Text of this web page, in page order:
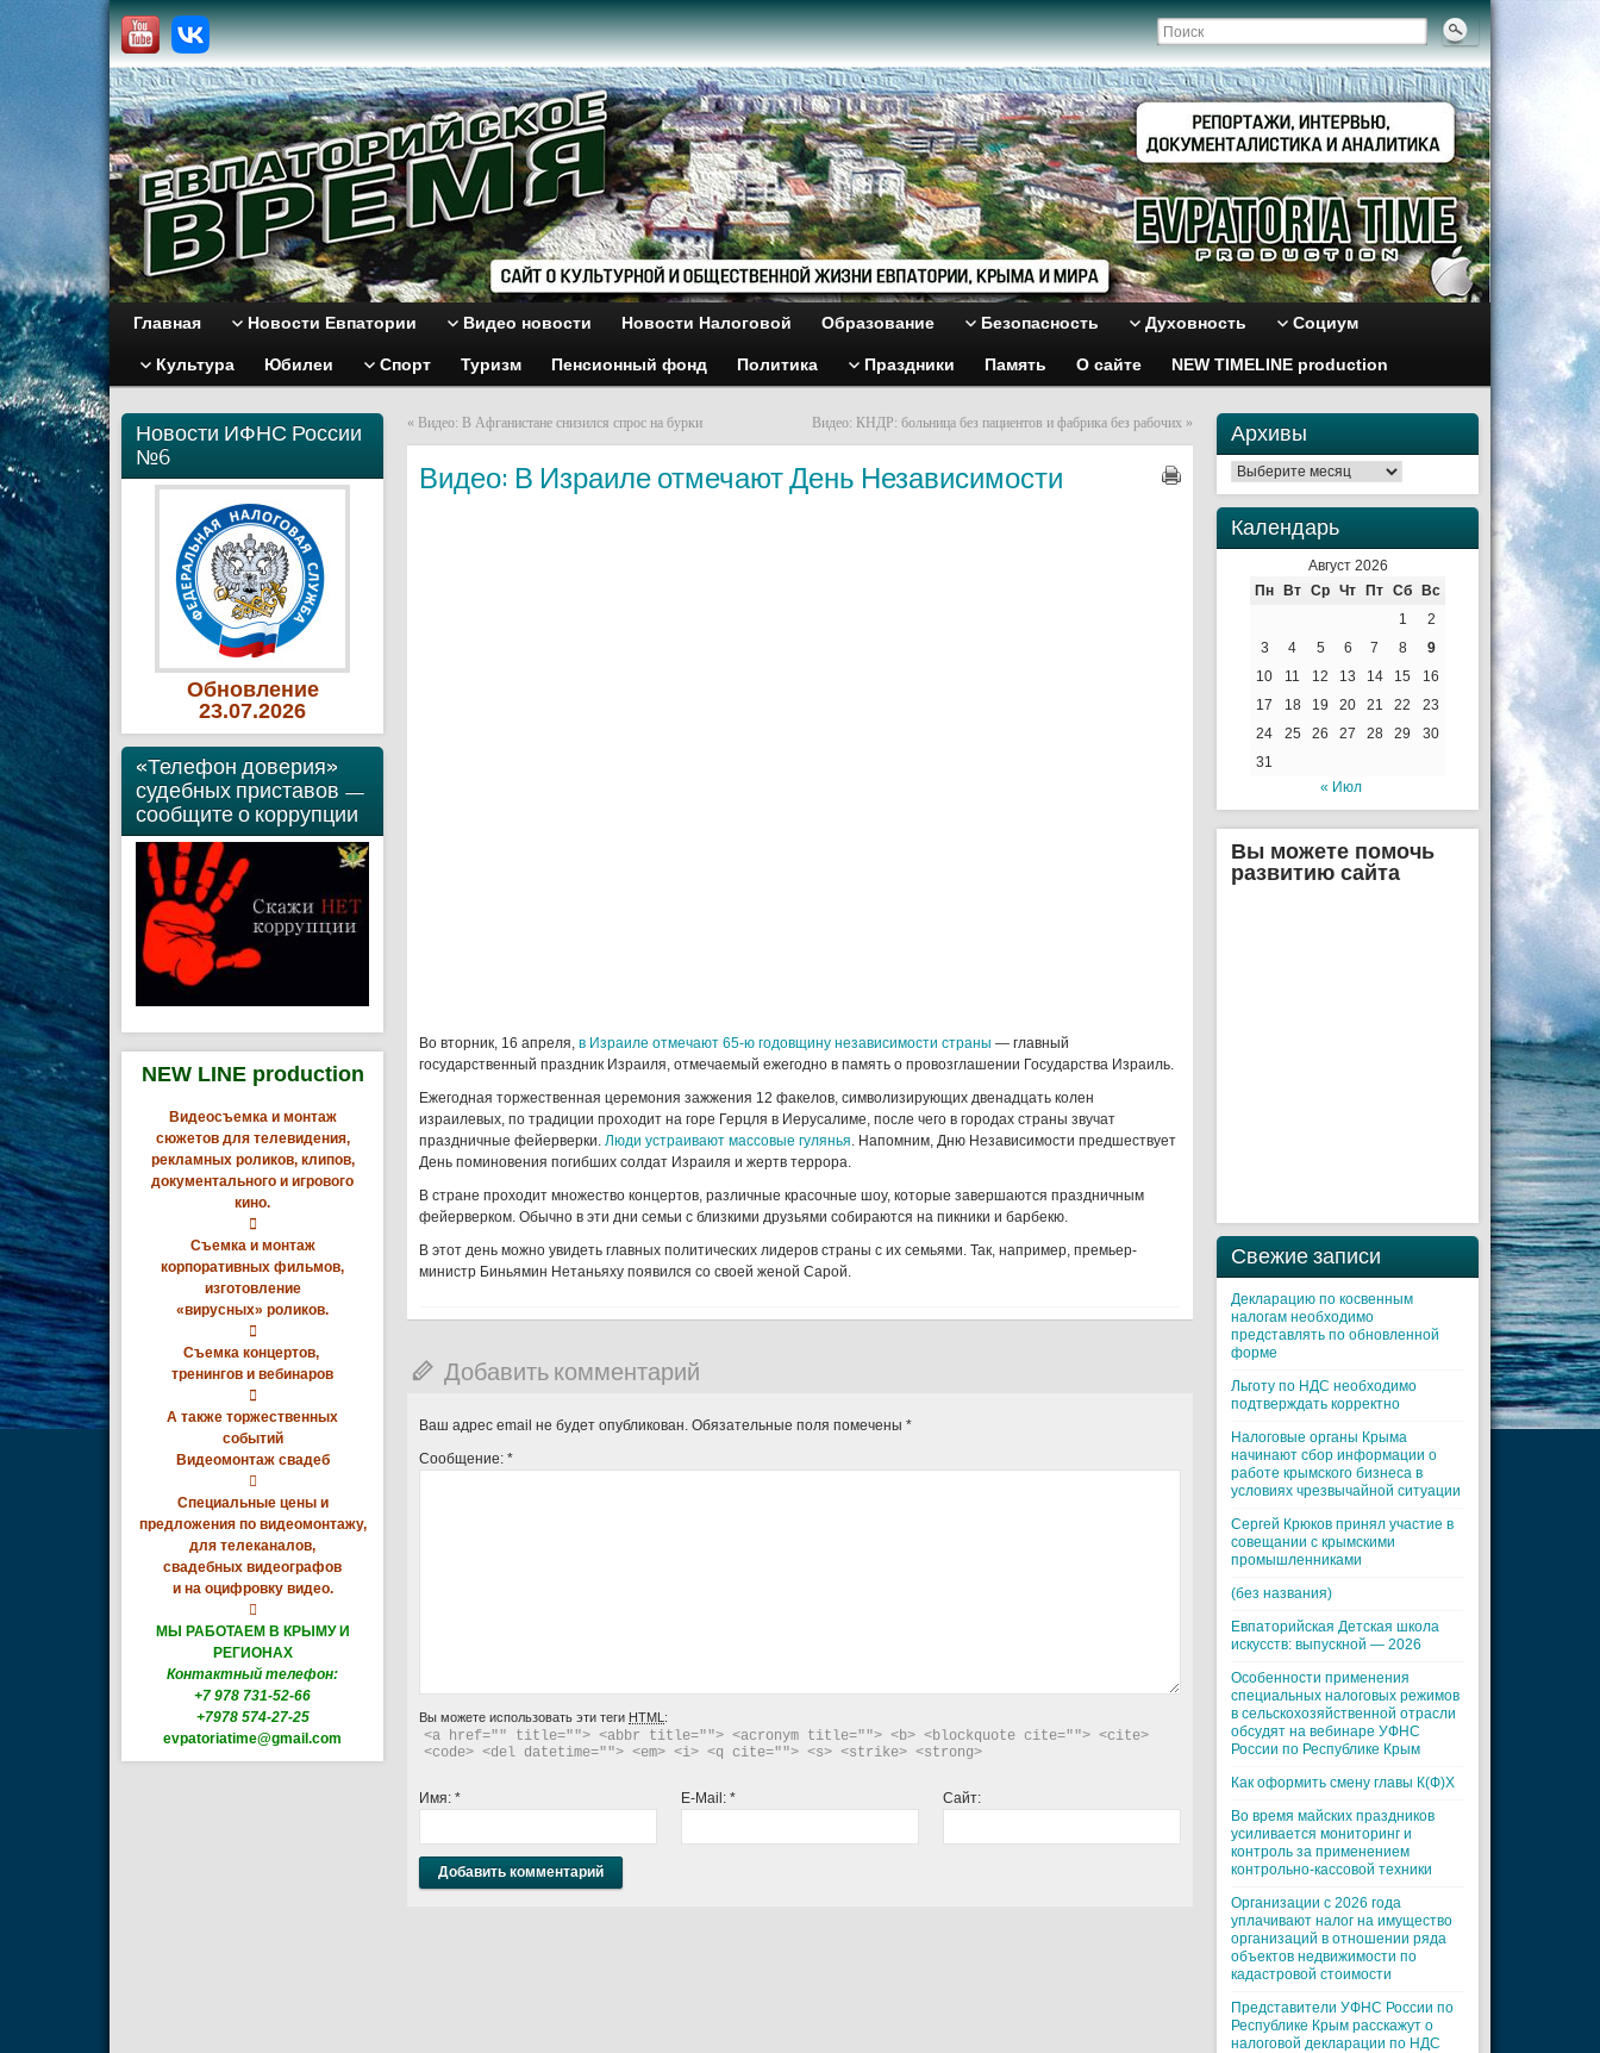
Главная Новости Евпатории Видео новости Новости Налоговой Образование Безопасность Духовность Социум
Культура Юбилеи Спорт Туризм Пенсионный фонд Политика Праздники Память О сайте NEW TIMELINE production
Новости ИФНС России
№6
Обновление
23.07.2026
«Телефон доверия»
судебных приставов —
сообщите о коррупции
NEW LINE production
Видеосъемка и монтаж
сюжетов для телевидения,
рекламных роликов, клипов,
документального и игрового
кино.

Съемка и монтаж
корпоративных фильмов,
изготовление
«вирусных» роликов.

Съемка концертов,
тренингов и вебинаров

А также торжественных
событий
Видеомонтаж свадеб

Специальные цены и
предложения по видеомонтажу,
для телеканалов,
свадебных видеографов
и на оцифровку видео.

МЫ РАБОТАЕМ В КРЫМУ И
РЕГИОНАХ
Контактный телефон:
+7 978 731-52-66
+7978 574-27-25
evpatoriatime@gmail.com
« Видео: В Афганистане снизился спрос на бурки Видео: КНДР: больница без пациентов и фабрика без рабочих »
Видео: В Израиле отмечают День Независимости
Во вторник, 16 апреля, в Израиле отмечают 65-ю годовщину независимости страны — главный
государственный праздник Израиля, отмечаемый ежегодно в память о провозглашении Государства Израиль.
Ежегодная торжественная церемония зажжения 12 факелов, символизирующих двенадцать колен
израилевых, по традиции проходит на горе Герцля в Иерусалиме, после чего в городах страны звучат
праздничные фейерверки. Люди устраивают массовые гулянья. Напомним, Дню Независимости предшествует
День поминовения погибших солдат Израиля и жертв террора.
В стране проходит множество концертов, различные красочные шоу, которые завершаются праздничным
фейерверком. Обычно в эти дни семьи с близкими друзьями собираются на пикники и барбекю.
В этот день можно увидеть главных политических лидеров страны с их семьями. Так, например, премьер-
министр Биньямин Нетаньяху появился со своей женой Сарой.
Добавить комментарий
Ваш адрес email не будет опубликован. Обязательные поля помечены *
Сообщение: *
Вы можете использовать эти теги HTML :
<a href="" title=""> <abbr title=""> <acronym title=""> <b> <blockquote cite=""> <cite>
<code> <del datetime=""> <em> <i> <q cite=""> <s> <strike> <strong>
Имя: * E-Mail: * Сайт:
Архивы
Архивы
Календарь
Август 2026
Пн
Вт Ср Чт Пт Сб
Вс
1
2
3
4 5 6 7 8
9
10
11 12 13 14 15
16
17
18 19 20 21 22
23
24
25 26 27 28 29
30
31
« Июл
Вы можете помочь
развитию сайта
Свежие записи
Декларацию по косвенным
налогам необходимо
представлять по обновленной
форме
Льготу по НДС необходимо
подтверждать корректно
Налоговые органы Крыма
начинают сбор информации о
работе крымского бизнеса в
условиях чрезвычайной ситуации
Cергей Крюков принял участие в
совещании с крымскими
промышленниками
(без названия)
Евпаторийская Детская школа
искусств: выпускной — 2026
Особенности применения
специальных налоговых режимов
в сельскохозяйственной отрасли
обсудят на вебинаре УФНС
России по Республике Крым
Как оформить смену главы К(Ф)Х
Во время майских праздников
усиливается мониторинг и
контроль за применением
контрольно-кассовой техники
Организации с 2026 года
уплачивают налог на имущество
организаций в отношении ряда
объектов недвижимости по
кадастровой стоимости
Представители УФНС России по
Республике Крым расскажут о
налоговой декларации по НДС